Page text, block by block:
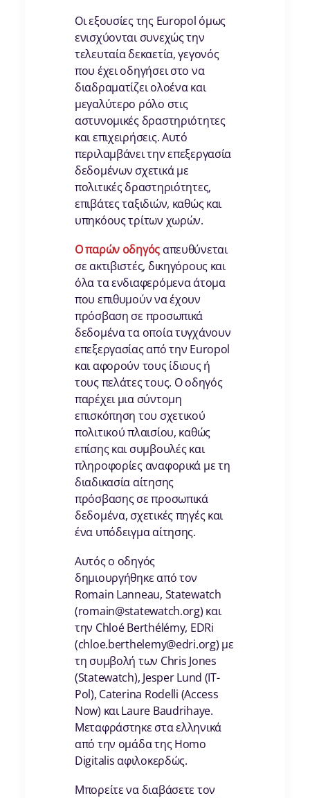
Οι εξουσίες της Europol όμως
ενισχύονται συνεχώς την
τελευταία δεκαετία, γεγονός
που έχει οδηγήσει στο να
διαδραματίζει ολοένα και
μεγαλύτερο ρόλο στις
αστυνομικές δραστηριότητες
και επιχειρήσεις. Αυτό
περιλαμβάνει την επεξεργασία
δεδομένων σχετικά με
πολιτικές δραστηριότητες,
επιβάτες ταξιδιών, καθώς και
υπηκόους τρίτων χωρών.
Ο παρών οδηγόςαπευθύνεται
σε ακτιβιστές, δικηγόρους και
όλα τα ενδιαφερόμενα άτομα
που επιθυμούν να έχουν
πρόσβαση σε προσωπικά
δεδομένα τα οποία τυγχάνουν
επεξεργασίας από την Europol
και αφορούν τους ίδιους ή
τους πελάτες τους. Ο οδηγός
παρέχει μια σύντομη
επισκόπηση του σχετικού
πολιτικού πλαισίου, καθώς
επίσης και συμβουλές και
πληροφορίες αναφορικά με τη
διαδικασία αίτησης
πρόσβασης σε προσωπικά
δεδομένα, σχετικές πηγές και
ένα υπόδειγμα αίτησης.
Αυτός ο οδηγός
δημιουργήθηκε από τον
Romain Lanneau, Statewatch
(romain@statewatch.org) και
την Chloé Berthélémy, EDRi
(chloe.berthelemy@edri.org) με
τη συμβολή των Chris Jones
(Statewatch), Jesper Lund (IT-
Pol), Caterina Rodelli (Access
Now) και Laure Baudrihaye.
Μεταφράστηκε στα ελληνικά
από την ομάδα της Homo
Digitalis αφιλοκερδώς.
Μπορείτε να διαβάσετε τον